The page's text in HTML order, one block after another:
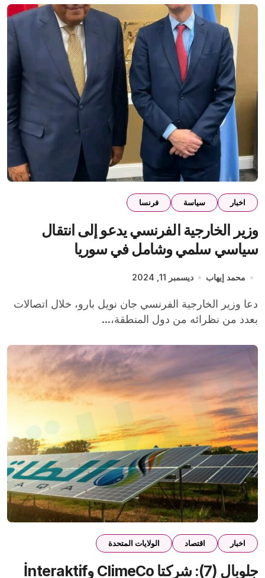
اخبار سياسة فرنسا
وزير الخارجية الفرنسي يدعو إلى انتقال
سياسي سلمي وشامل في سوريا
محمد إيهاب ديسمبر 11, 2024
دعا وزير الخارجية الفرنسي جان نويل بارو، خلال اتصالات
بعدد من نظرائه من دول المنطقة،...
اخبار اقتصاد الولايات المتحدة
جلوبال (7): شركتا ClimeCo وİnteraktif